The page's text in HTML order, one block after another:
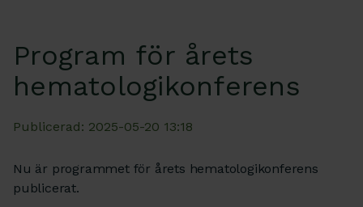
Program för årets
hematologikonferens
Publicerad: 2025-05-20 13:18
Nu är programmet för årets hematologikonferens
publicerat.